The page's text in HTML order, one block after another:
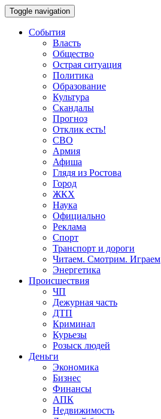
Toggle navigation
События
Власть
Общество
Острая ситуация
Политика
Образование
Культура
Скандалы
Прогноз
Отклик есть!
СВО
Армия
Афиша
Глядя из Ростова
Город
ЖКХ
Наука
Официально
Реклама
Спорт
Транспорт и дороги
Читаем. Смотрим. Играем
Энергетика
Происшествия
ЧП
Дежурная часть
ДТП
Криминал
Курьезы
Розыск людей
Деньги
Экономика
Бизнес
Финансы
АПК
Недвижимость